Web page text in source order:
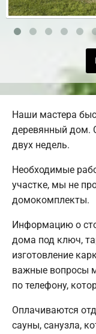
Наши мастера
деревянный дом.
двух недель.
Необходимые
участке, мы не
домокомплекты.
Информацию о
дома под ключ,
изготовление
важные вопросы
по телефону,
Оплачиваются
сауны, санузла,